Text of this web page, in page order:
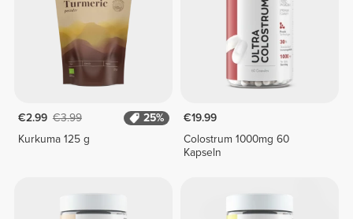
€2.99 €3.99
25%
Kurkuma 125 g
€19.99
Colostrum 1000mg 60
Kapseln